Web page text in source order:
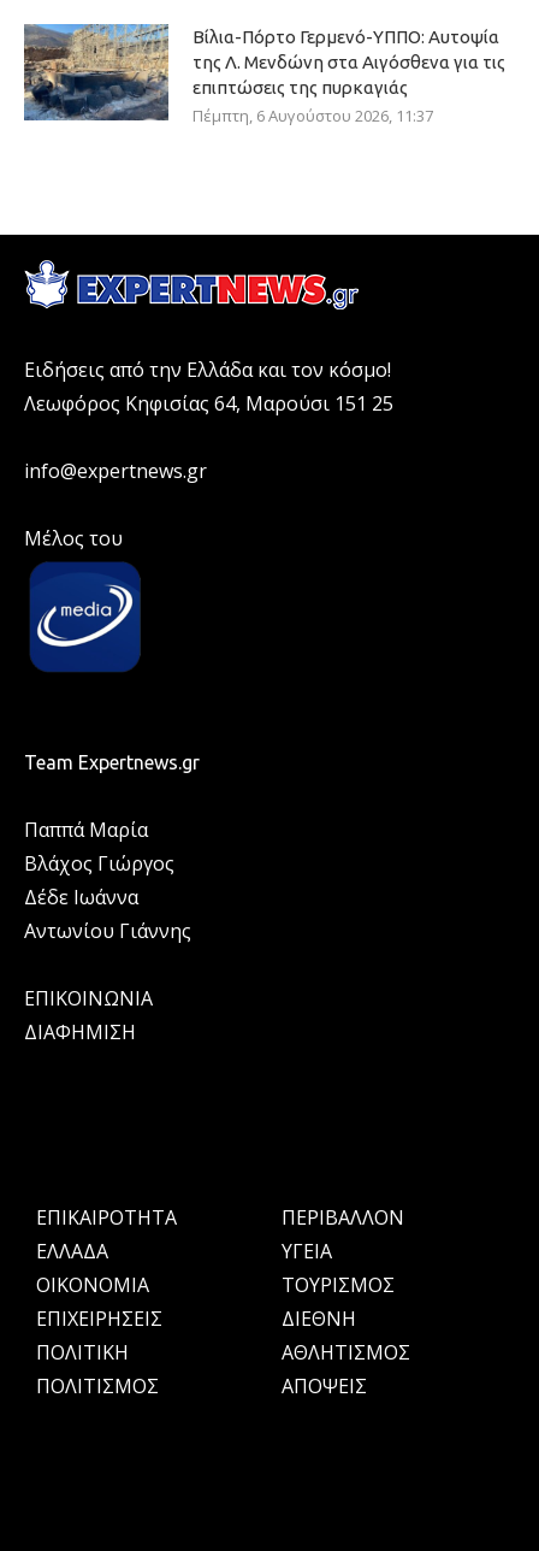
Βίλια-Πόρτο Γερμενό-ΥΠΠΟ: Αυτοψία
της Λ. Μενδώνη στα Αιγόσθενα για τις
επιπτώσεις της πυρκαγιάς
Πέμπτη, 6 Αυγούστου 2026, 11:37
Ειδήσεις από την Ελλάδα και τον κόσμο!
Λεωφόρος Κηφισίας 64, Μαρούσι 151 25
info@expertnews.gr
Μέλος του
Team Expertnews.gr
Παππά Μαρία
Βλάχος Γιώργος
Δέδε Ιωάννα
Αντωνίου Γιάννης
ΕΠΙΚΟΙΝΩΝΙΑ
ΔΙΑΦΗΜΙΣΗ
ΕΠΙΚΑΙΡΟΤΗΤΑ
ΕΛΛΑΔΑ
OIKONOMIA
ΕΠΙΧΕΙΡΗΣΕΙΣ
ΠΟΛΙΤΙΚΗ
ΠΟΛΙΤΙΣΜΟΣ
ΠΕΡΙΒΑΛΛΟΝ
ΥΓΕΙΑ
ΤΟΥΡΙΣΜΟΣ
ΔΙΕΘΝΗ
ΑΘΛΗΤΙΣΜΟΣ
ΑΠΟΨΕΙΣ